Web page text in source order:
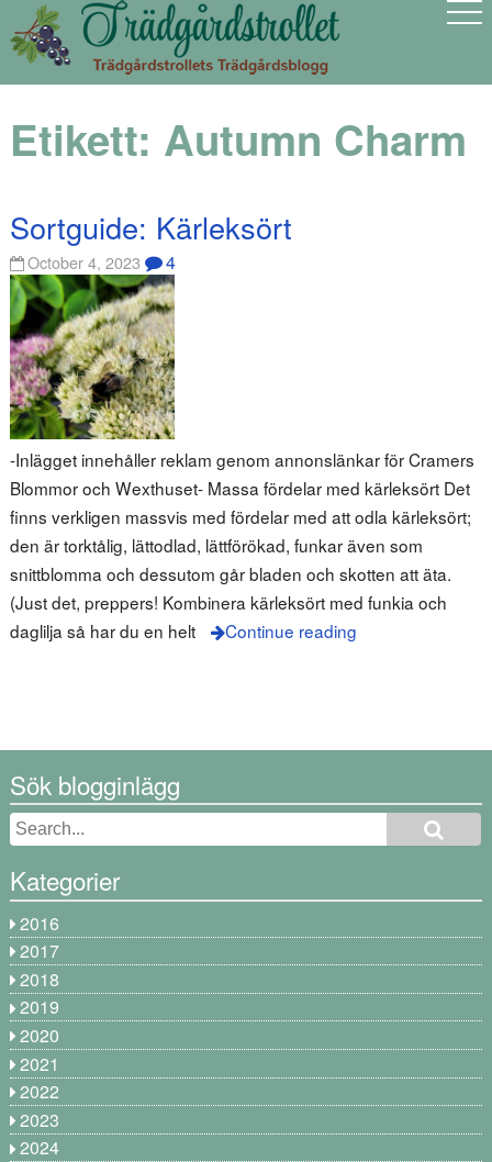
Etikett: Autumn Charm
Sortguide: Kärleksört
October 4, 2023 4
-Inlägget innehåller reklam genom annonslänkar för Cramers
Blommor och Wexthuset- Massa fördelar med kärleksört Det
finns verkligen massvis med fördelar med att odla kärleksört;
den är torktålig, lättodlad, lättförökad, funkar även som
snittblomma och dessutom går bladen och skotten att äta.
(Just det, preppers! Kombinera kärleksört med funkia och
daglilja så har du en helt
Continue reading
Sök blogginlägg
Kategorier
2016
2017
2018
2019
2020
2021
2022
2023
2024